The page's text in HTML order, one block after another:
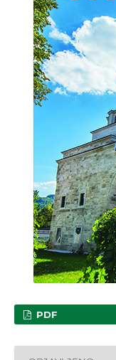
PDF